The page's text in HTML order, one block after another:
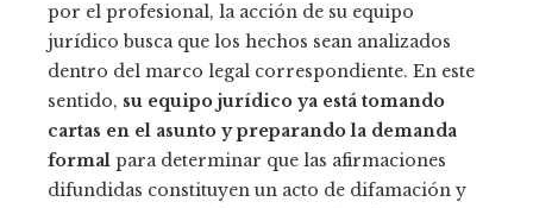
por el profesional, la acción de su equipo
jurídico busca que los hechos sean analizados
dentro del marco legal correspondiente. En este
sentido, su equipo jurídico ya está tomando
cartas en el asunto y preparando la demanda
formal para determinar que las afirmaciones
difundidas constituyen un acto de difamación y